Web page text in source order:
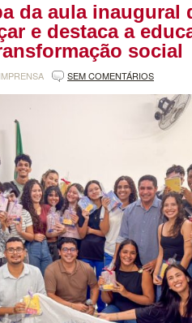
da aula inaugural
e destaca a
social
SEM COMENTÁRIOS